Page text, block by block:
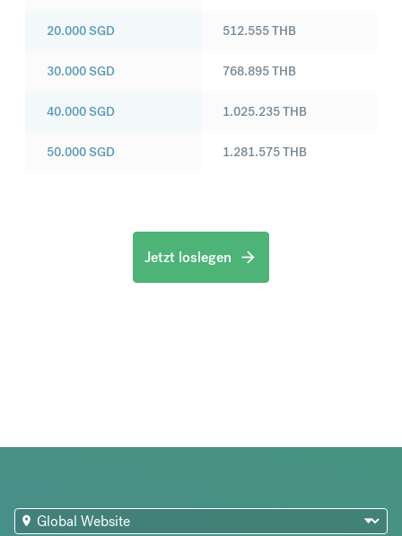
20.000SGD
30.000SGD
40.000SGD
50.000SGD
512.555THB
768.895THB
1.025.235THB
1.281.575THB
Jetzt loslegen